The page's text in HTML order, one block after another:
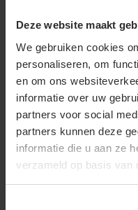
Deze website maakt
We gebruiken cookies
personaliseren, om
en om ons
informatie over uw
partners voor social
partners kunnen deze
informatie die u aan ze
verzameld op basis van
intensief dagelijks
De Craft Pro Control
combineert ruimte,
betrouwbare keuze
die hun uitrusting
vervoeren.
Vragen?
op met onze